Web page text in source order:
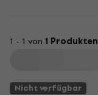
1 - 1 von 1 Produkten
Nicht verfügbar